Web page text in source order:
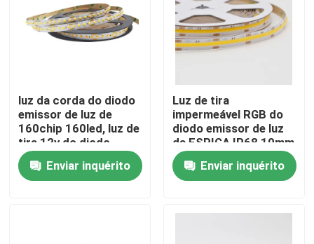
Casa
luz da corda do diodo
emissor de luz de
160chip 160led, luz de
tira 12v do diodo
emissor de luz 3000K
4000KEnviar inquérito
Luz de tira
impermeável RGB do
diodo emissor de luz
da ESPIGA IP68 10mm
para a decoração do
festivalEnviar inquérito